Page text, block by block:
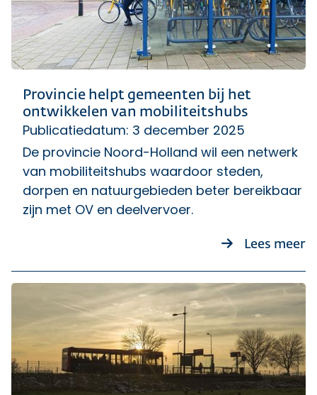
Provincie helpt gemeenten bij het
ontwikkelen van mobiliteitshubs
Publicatiedatum: 3 december 2025
De provincie Noord-Holland wil een netwerk
van mobiliteitshubs waardoor steden,
dorpen en natuurgebieden beter bereikbaar
zijn met OV en deelvervoer.
Lees meer